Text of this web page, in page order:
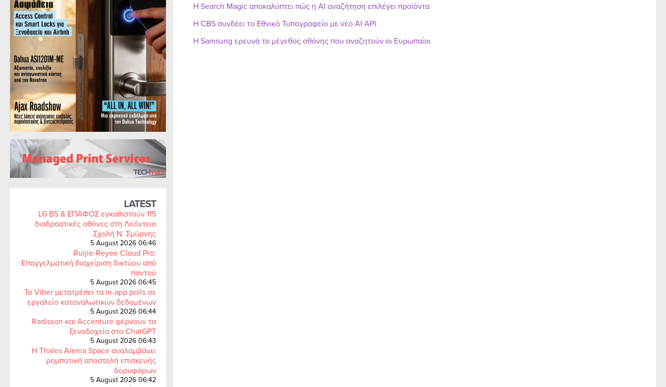
LATEST
LG BS & ΕΠΑΦΟΣ εγκαθιστούν 115
διαδραστικές οθόνες στη Λεόντειο
Σχολή Ν. Σμύρνης
5 August 2026 06:46
Ruijie-Reyee Cloud Pro:
Επαγγελματική διαχείριση δικτύου από
παντού
5 August 2026 06:45
Το Viber μετατρέπει τα in-app polls σε
εργαλείο καταναλωτικών δεδομένων
5 August 2026 06:44
Radisson και Accenture φέρνουν τα
ξενοδοχεία στο ChatGPT
5 August 2026 06:43
Η Thales Alenia Space αναλαμβάνει
ρομποτική αποστολή επισκευής
δορυφόρων
5 August 2026 06:42
Η Search Magic αποκαλύπτει πώς η AI αναζήτηση επιλέγει προϊόντα
Η CBS συνδέει το Εθνικό Τυπογραφείο με νέο AI API
Η Samsung ερευνά το μέγεθος οθόνης που αναζητούν οι Ευρωπαίοι